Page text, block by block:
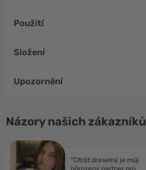
Použití
Složení
Upozornění
Názory našich zákazníků
"Citrát draselný je můj